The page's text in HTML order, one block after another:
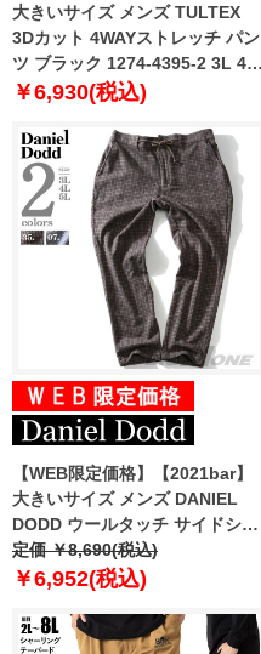
大きいサイズ メンズ TULTEX
3Dカット 4WAYストレッチ パン
ツ ブラック 1274-4395-2 3L 4L
5L 6L 7L 8L
￥6,930(税込)
【WEB限定価格】【2021bar】
大きいサイズ メンズ DANIEL
DODD ウールタッチ サイドシャ
ーリング パンツ 651-p200501
定価 ￥8,690(税込)
￥6,952(税込)